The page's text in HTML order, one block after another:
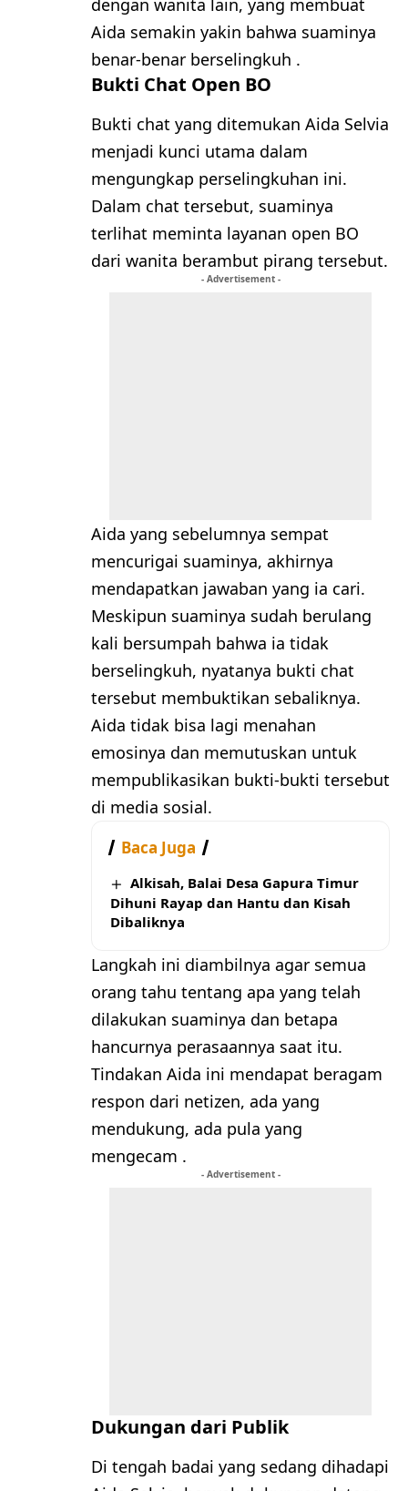
dengan wanita lain, yang membuat
Aida semakin yakin bahwa suaminya
benar-benar berselingkuh .
Bukti Chat Open BO
Bukti chat yang ditemukan Aida Selvia
menjadi kunci utama dalam
mengungkap perselingkuhan ini.
Dalam chat tersebut, suaminya
terlihat meminta layanan open BO
dari wanita berambut pirang tersebut.
- Advertisement -
Aida yang sebelumnya sempat
mencurigai suaminya, akhirnya
mendapatkan jawaban yang ia cari.
Meskipun suaminya sudah berulang
kali bersumpah bahwa ia tidak
berselingkuh, nyatanya bukti chat
tersebut membuktikan sebaliknya.
Aida tidak bisa lagi menahan
emosinya dan memutuskan untuk
mempublikasikan bukti-bukti tersebut
di media sosial.
Baca Juga
Alkisah, Balai Desa Gapura Timur
Dihuni Rayap dan Hantu dan Kisah
Dibaliknya
Langkah ini diambilnya agar semua
orang tahu tentang apa yang telah
dilakukan suaminya dan betapa
hancurnya perasaannya saat itu.
Tindakan Aida ini mendapat beragam
respon dari netizen, ada yang
mendukung, ada pula yang
mengecam .
- Advertisement -
Dukungan dari Publik
Di tengah badai yang sedang dihadapi